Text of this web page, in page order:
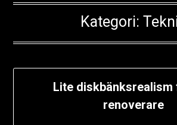
Kategori:
Lite diskbänksrealism
renoverare